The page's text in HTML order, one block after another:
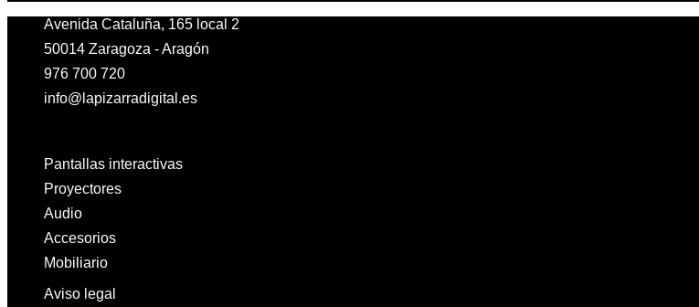
Avenida Cataluña, 165 local 2
50014 Zaragoza - Aragón
976 700 720
info@lapizarradigital.es
Pantallas interactivas
Proyectores
Audio
Accesorios
Mobiliario
Aviso legal